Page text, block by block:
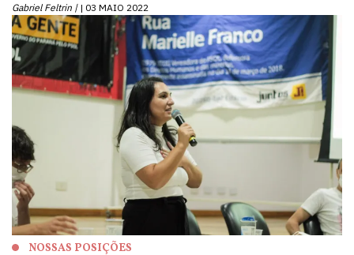
Gabriel Feltrin | 03 MAIO 2022
NOSSAS POSIÇÕES